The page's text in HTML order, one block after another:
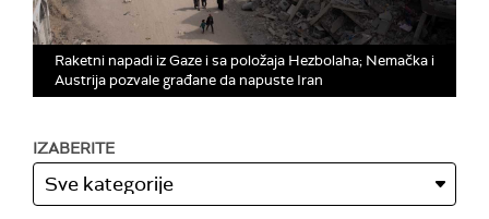
Raketni napadi iz Gaze i sa položaja Hezbolaha; Nemačka i
Austrija pozvale građane da napuste Iran
IZABERITE